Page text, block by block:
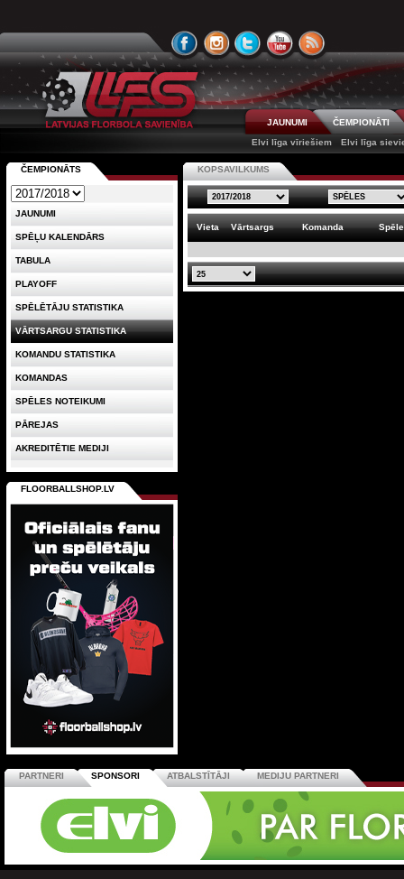
JAUNUMI
ČEMPIONĀTI
Elvi līga vīriešiem
Elvi līga
KOPSAVILKUMS
Vieta Vārtsargs Komanda
ČEMPIONĀTS
JAUNUMI
SPĒĻU KALENDĀRS
TABULA
PLAYOFF
SPĒLĒTĀJU STATISTIKA
VĀRTSARGU STATISTIKA
KOMANDU STATISTIKA
KOMANDAS
SPĒLES NOTEIKUMI
PĀREJAS
AKREDITĒTIE MEDIJI
FLOORBALLSHOP.LV
PARTNERI SPONSORI ATBALSTĪTĀJI MEDIJU PARTNERI